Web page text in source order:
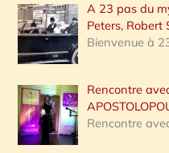
A 23 pas du
Peters, Robert
Bienvenue à
Rencontre
Rencontre